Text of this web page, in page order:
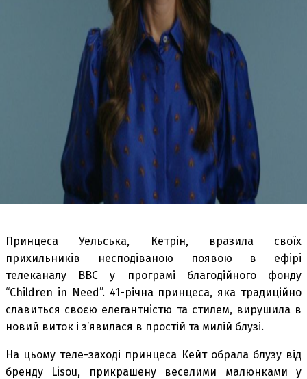
Принцеса Уельська, Кетрін, вразила своїх
прихильників несподіваною появою в ефірі
телеканалу BBC у програмі благодійного фонду
“Children in Need”. 41-річна принцеса, яка традиційно
славиться своєю елегантністю та стилем, вирушила в
новий виток і з’явилася в простій та милій блузі.
На цьому теле-заході принцеса Кейт обрала блузу від
бренду Lisou, прикрашену веселими малюнками у